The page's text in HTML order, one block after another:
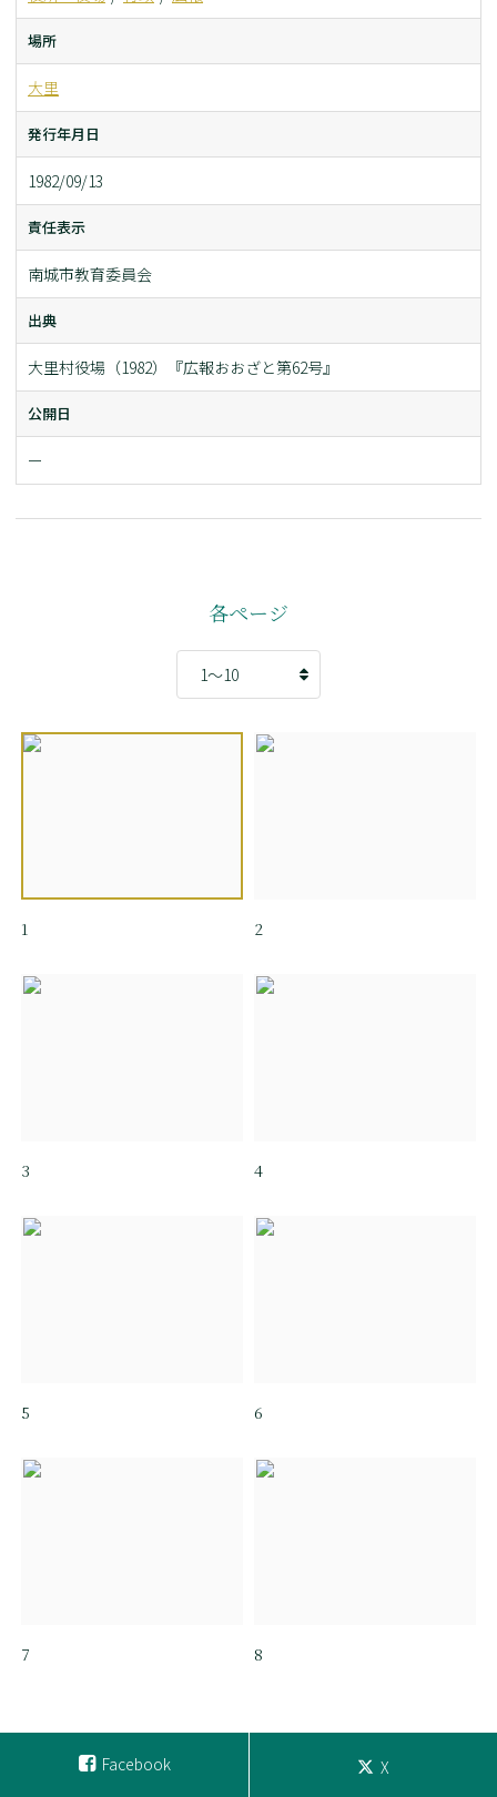
場所
大里
発行年月日
1982/09/13
責任表示
南城市教育委員会
出典
大里村役場（1982）『広報おおざと第62号』
公開日
ー
各ページ
1 2
3 4
5 6
7 8
Facebook X